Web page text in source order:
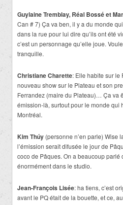
Guylaine Tremblay, Réal Bossé et
Can # 7) Ça va ben, il y a du monde
dans la rue pour lui dire qu’ils ont été
c’est un personnage qu’elle joue.
tranquille.
Christiane Charette: Elle habite sur le
nouveau show sur le Plateau et son
Ferrandez (maire du Plateau)… Ça va
émission-là, surtout pour le monde qui
Montréal.
Kim Thúy (personne n’en parle) Wise
l’émission serait difusée le jour de
coco de Pâques. On a beaucoup parlé
énormément dans le studio.
Jean-François Lisée: ha tiens, c’est
avant le PQ était de la bouette, et ce,